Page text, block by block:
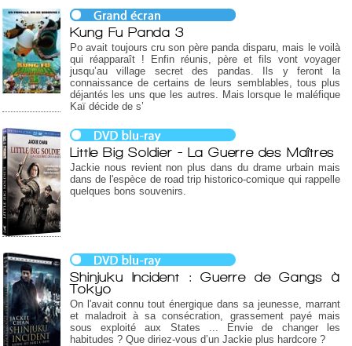
Kung Fu Panda 3
Po avait toujours cru son père panda disparu, mais le voilà
qui réapparaît ! Enfin réunis, père et fils vont voyager
jusqu’au village secret des pandas. Ils y feront la
connaissance de certains de leurs semblables, tous plus
déjantés les uns que les autres. Mais lorsque le maléfique
Kaï décide de s’
Little Big Soldier - La Guerre des Maîtres
Jackie nous revient non plus dans du drame urbain mais
dans de l'espèce de road trip historico-comique qui rappelle
quelques bons souvenirs.
Shinjuku Incident : Guerre de Gangs à
Tokyo
On l'avait connu tout énergique dans sa jeunesse, marrant
et maladroit à sa consécration, grassement payé mais
sous exploité aux States ... Envie de changer les
habitudes ? Que diriez-vous d’un Jackie plus hardcore ?